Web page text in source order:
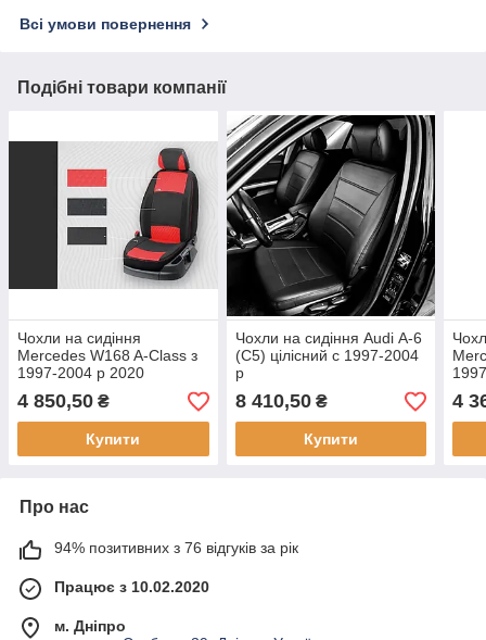
Всі умови повернення
Подібні товари компанії
Чохли на сидіння
Mercedes W168 A-Class з
1997-2004 р 2020
4 850,50 ₴
Купити
Чохли на сидіння Audi А-6
(C5) цілісний c 1997-2004
р
8 410,50₴
Купити
4
Про нас
94% позитивних з 76 відгуків за рік
Працює з 10.02.2020
м. Дніпро